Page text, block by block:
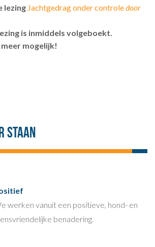
lezing Jachtgedrag onder controledoor
is inmiddels volgeboekt.
mogelijk!
staan
werken vanuit een positieve, hond- en
benadering.